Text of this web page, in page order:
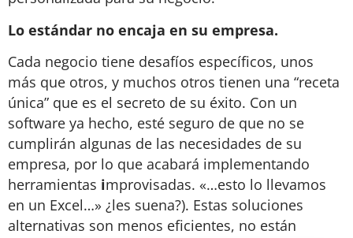
Lo estándar no encaja en su empresa.
Cada negocio tiene desafíos específicos, unos
más que otros, y muchos otros tienen una “receta
única” que es el secreto de su éxito. Con un
software ya hecho, esté seguro de que no se
cumplirán algunas de las necesidades de su
empresa, por lo que acabará implementando
herramientas improvisadas. «…esto lo llevamos
en un Excel…» ¿les suena?). Estas soluciones
alternativas son menos eficientes, no están